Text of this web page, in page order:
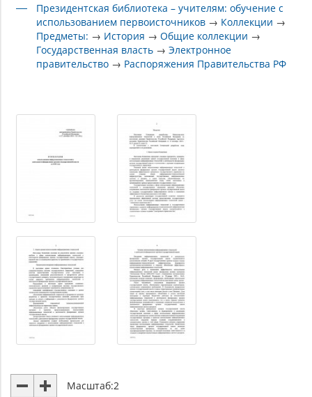
Президентская библиотека – учителям: обучение с
использованием первоисточников → Коллекции →
Предметы: → История →Общие коллекции →
Государственная власть →Электронное
правительство → Распоряжения Правительства РФ
Масштаб:2